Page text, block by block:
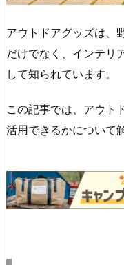
アウトドアグッズは、
だけでなく、インテリ
して知られています。
この記事では、アウト
活用できるかについて